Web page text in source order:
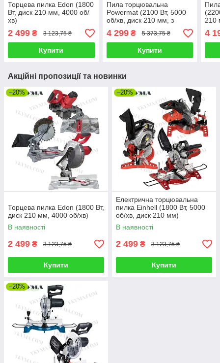
Торцева пилка Edon (1800
Вт, диск 210 мм, 4000 об/
хв)
2 499 ₴ 3 123,75 ₴
Купити
Пила торцювальна
Powermat (2100 Вт, 5000
об/хв, диск 210 мм, з
протяжкою) для деревини
4 299₴ 5 373,75 ₴
Купити
210
4
Акційні пропозиції та новинки
–20%
Торцева пилка Edon (1800 Вт,
диск 210 мм, 4000 об/хв)
В наявності
2 499 ₴ 3 123,75 ₴
Купити
–20%
Електрична торцювальна
пилка Einhell (1800 Вт, 5000
об/хв, диск 210 мм)
В наявності
2 499 ₴ 3 123,75 ₴
Купити
–20%